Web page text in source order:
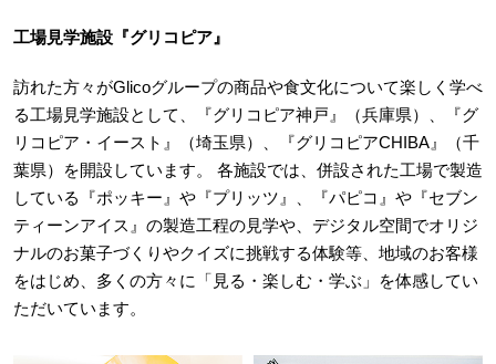
工場見学施設『グリコピア』
訪れた方々がGlicoグループの商品や食文化について楽しく学べ
る工場見学施設として、『グリコピア神戸』（兵庫県）、『グ
リコピア・イースト』（埼玉県）、『グリコピアCHIBA』（千
葉県）を開設しています。 各施設では、併設された工場で製造
している『ポッキー』や『プリッツ』、『パピコ』や『セブン
ティーンアイス』の製造工程の見学や、デジタル空間でオリジ
ナルのお菓子づくりやクイズに挑戦する体験等、地域のお客様
をはじめ、多くの方々に「見る・楽しむ・学ぶ」を体感してい
ただいています。